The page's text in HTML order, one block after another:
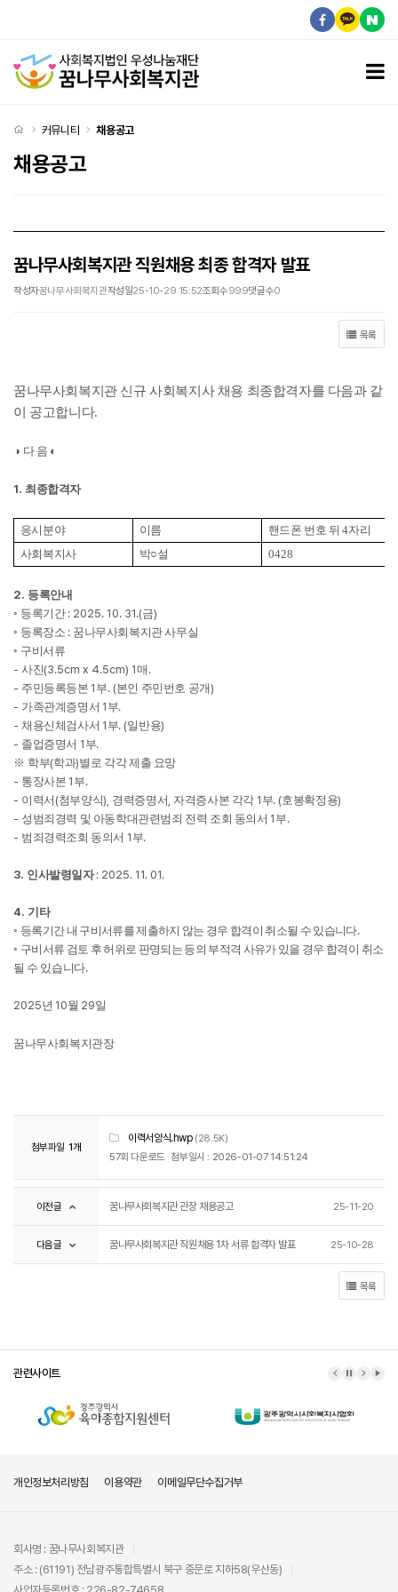
처음으로
커뮤니티 채용공고
채용공고
꿈나무사회복지관 직원채용 최종 합격자 발표
작성자꿈나무사회복지관작성일25-10-29 15:52조회수999댓글수0
목록
꿈나무사회복지관 신규 사회복지사 채용 최종합격자를 다음과 같
이 공고합니다.
◑ 다 음 ◐
1. 최종합격자
응시분야 이름 핸드폰 번호 뒤4자리
사회복지사
박○설 0428
2. 등록안내
◦ 등록기간 : 2025. 10. 31.(금)
◦ 등록장소 : 꿈나무사회복지관 사무실
◦ 구비서류
- 사진(3.5cm x 4.5cm) 1매 .
- 주민등록등본 1 부. (본인 주민번호 공개)
- 가족관계증명서 1 부.
- 채용신체검사서 1 부. (일반용)
- 졸업증명서 1 부.
※ 학부(학과)별로 각각 제출 요망
- 통장사본 1 부.
- 이력서 (첨부양식), 경력증명서 자격증사본 각각 1 부. (호봉확정용)
- 성범죄경력 및 아동학대관련범죄 전력 조회 동의서 1 부.
- 범죄경력조회 동의서 1 부.
3. 인사발령일자 : 2025. 11. 01.
4. 기타
◦ 등록기간 내 구비서류를 제출하지 않는 경우 합격이 취소될 수 있습니다.
◦ 구비서류 검토 후 허위로 판명되는 등의 부적격 사유가 있을 경우 합격이 취소
될 수 있습니다.
2025년 10월 29일
꿈나무사회복지관장
첨부파일 1개
이력서양식.hwp (28.5K)
57회 다운로드 첨부일시 : 2026-01-07 14:51:24
이전글 꿈나무사회복지관 관장 채용공고 25-11-20
다음글 꿈나무사회복지관 직원채용 1차 서류 합격자 발표 25-10-28
목록
관련사이트 이전 배너
배너 정지
다음 배
배
개인정보처리방침 이용약관 이메일무단수집거부
회사명 : 꿈나무사회복지관
주소 : (61191) 전남광주통합특별시 북구 중문로 지하58(우산동)